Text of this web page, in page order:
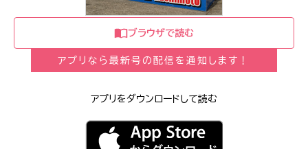
ブラウザで読む
アプリなら最新号の配信を通知します！
アプリをダウンロードして読む